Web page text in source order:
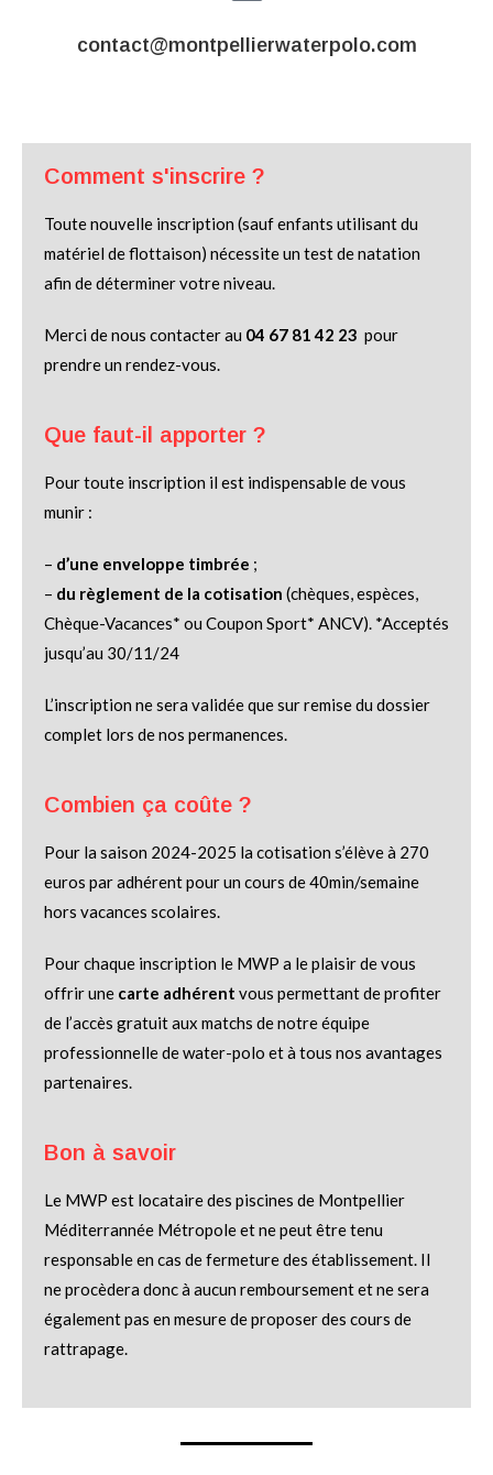
contact@montpellierwaterpolo.com
Comment s'inscrire ?
Toute nouvelle inscription (sauf enfants utilisant du
matériel de flottaison) nécessite un test de natation
afin de déterminer votre niveau.
Merci de nous contacter au 04 67 81 42 23 pour
prendre un rendez-vous.
Que faut-il apporter ?
Pour toute inscription il est indispensable de vous
munir :
– d’une enveloppe timbrée ;
– du règlement de la cotisation (chèques, espèces,
Chèque-Vacances* ou Coupon Sport* ANCV). *Acceptés
jusqu’au 30/11/24
L’inscription ne sera validée que sur remise du dossier
complet lors de nos permanences.
Combien ça coûte ?
Pour la saison 2024-2025 la cotisation s’élève à 270
euros par adhérent pour un cours de 40min/semaine
hors vacances scolaires.
Pour chaque inscription le MWP a le plaisir de vous
offrir une carte adhérent vous permettant de profiter
de l’accès gratuit aux matchs de notre équipe
professionnelle de water-polo et à tous nos avantages
partenaires.
Bon à savoir
Le MWP est locataire des piscines de Montpellier
Méditerrannée Métropole et ne peut être tenu
responsable en cas de fermeture des établissement. Il
ne procèdera donc à aucun remboursement et ne sera
également pas en mesure de proposer des cours de
rattrapage.